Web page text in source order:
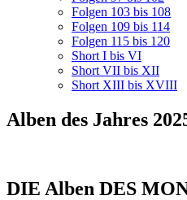
Folgen 103 bis 108
Folgen 109 bis 114
Folgen 115 bis 120
Short I bis VI
Short VII bis XII
Short XIII bis XVIII
Alben des Jahres
DIE Alben DES